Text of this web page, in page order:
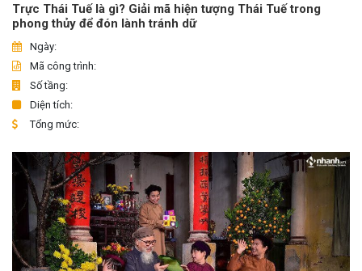
Trực Thái Tuế là gì? Giải mã hiện tượng Thái Tuế trong
phong thủy để đón lành tránh dữ
Ngày:
Mã công trình:
Số tầng:
Diện tích:
Tổng mức: